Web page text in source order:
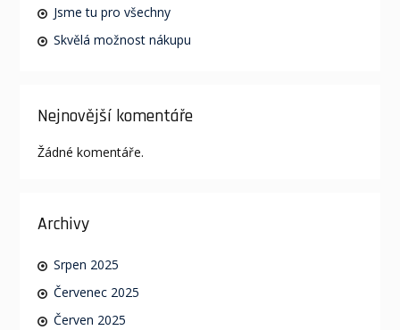
Jsme tu pro všechny
Skvělá možnost nákupu
Nejnovější komentáře
Žádné komentáře.
Archivy
Srpen 2025
Červenec 2025
Červen 2025